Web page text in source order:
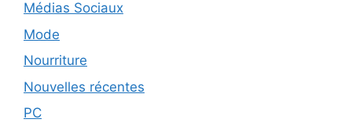
Médias Sociaux
Mode
Nourriture
Nouvelles récentes
PC